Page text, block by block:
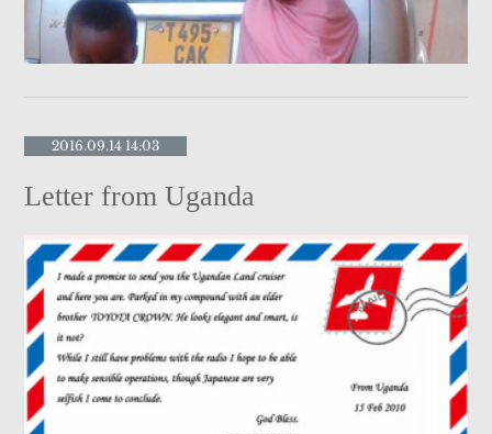
2016.09.14 14:03
Letter from Uganda